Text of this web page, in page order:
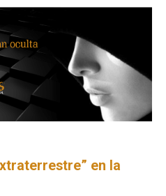
en la